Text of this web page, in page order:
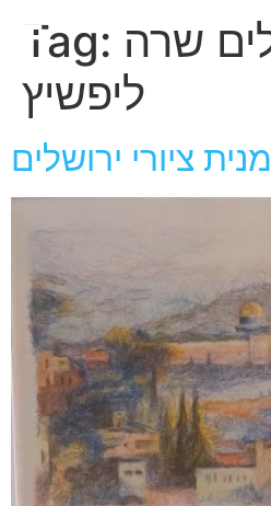
Tag: שרה
ליפשיץ
ציורי ירושלים